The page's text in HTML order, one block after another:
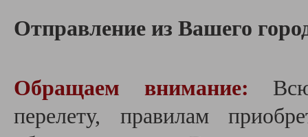
Отправление из Вашего
Обращаем внимание:
перелету, правилам